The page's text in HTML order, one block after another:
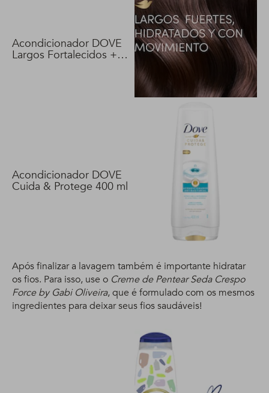
Acondicionador DOVE
Largos Fortalecidos +
Acondicionador DOVE
Cuida & Protege 400 ml
Após finalizar a lavagem também é importante hidratar
os fios. Para isso, use o Creme de Pentear Seda Crespo
Force by Gabi Oliveira, que é formulado com os mesmos
ingredientes para deixar seus fios saudáveis!